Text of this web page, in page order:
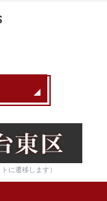
トに遷移します）